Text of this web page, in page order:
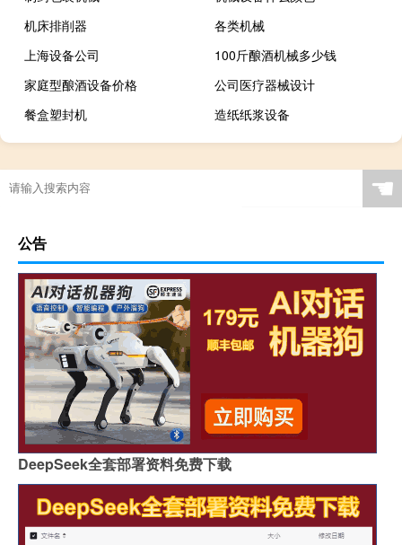
机床排削器
各类机械
上海设备公司
100斤酿酒机械多少钱
家庭型酿酒设备价格
公司医疗器械设计
餐盒塑封机
造纸纸浆设备
☚
公告
DeepSeek全套部署资料免费下载